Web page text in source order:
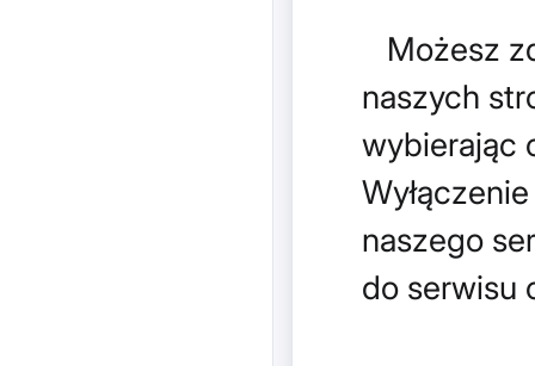
Możesz
naszych
wybierając
naszego
do serwisu